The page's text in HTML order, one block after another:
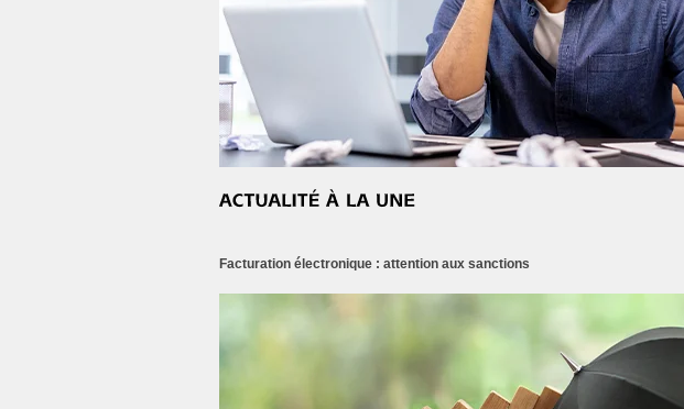
Facturation électronique : attention aux sanctions